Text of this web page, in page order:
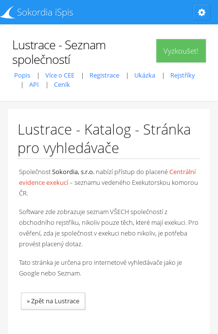
Sokordia iSpis
Vyzkoušet!
Lustrace - Seznam
společností
Popis Více o CEE Registrace Ukázka
Rejstříky
API
Ceník
Lustrace - Katalog - Stránka
pro vyhledávače
SpolečnostSokordia, s.r.o. nabízí přístup do placenéCentrální
evidence exekucí– seznamu vedeného Exekutorskou komorou
ČR.
Software zde zobrazuje seznam VŠECH společností z
obchodního rejstříku, nikoliv pouze těch, které mají exekuci. Pro
ověření, zda je společnost v exekuci nebo nikoliv, je potřeba
provést placený dotaz.
Tato stránka je určena pro internetové vyhledávače jako je
Google nebo Seznam.
»Zpět na Lustrace